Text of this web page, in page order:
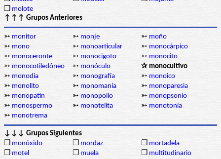
❒ molote
↑↑↑ Grupos Anteriores
➳ monitor ➳ monje ➳ moño
➳ mono ➳ monoarticular ➳ monocárpico
➳ monoceronte ➳ monocigoto ➳ monocito
➳ monocotiledóneo ➳ monóculo
✰ monocultivo
➳ monodia ➳ monografía ➳ monoico
➳ monolito ➳ monomanía ➳ monoparesia
➳ monopatín ➳ monopolio ➳ monopsonio
➳ monospermo ➳ monotelita ➳ monotonía
➳ monotrema
↓↓↓ Grupos Siguientes
❒ monóxido ❒ mordaz ❒ mortadela
❒ motel ❒ muela ❒ multitudinario